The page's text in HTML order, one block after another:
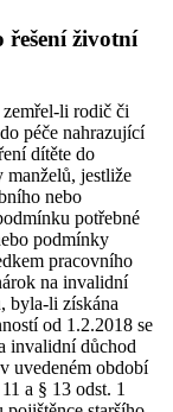
řešení životní
zemřel-li rodič či
péče nahrazující
dítěte do
jestliže
nebo
potřebné
podmínky
pracovního
na invalidní
byla-li získána
od 1.2.2018 se
invalidní důchod
uvedeném období
a § 13 odst. 1